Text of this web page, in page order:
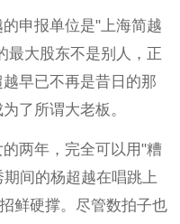
申报单位是"上海简越
最大股东不是别人，正
早已不再是昔日的那
了所谓大老板。
两年，完全可以用"糟
间的杨超越在唱跳上
鲜硬撑。尽管数拍子也